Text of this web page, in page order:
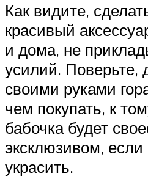
Как видите,
красивый
и дома, не
усилий. Поверьте,
своими руками
чем покупать, к
бабочка будет
эксклюзивом, если
украсить.